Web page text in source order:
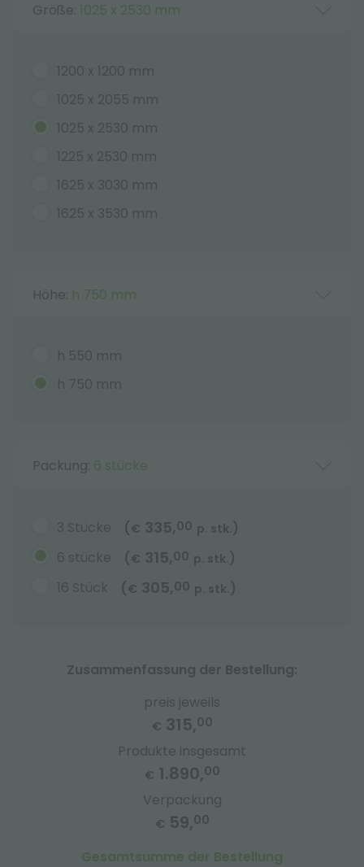
Größe: 1025 x 2530 mm
1200 x 1200 mm
1025 x 2055 mm
1025 x 2530 mm
1225 x 2530 mm
1625 x 3030 mm
1625 x 3530 mm
Höhe: h 750 mm
h 550 mm
h 750 mm
Packung: 6 stücke
3 Stücke ( € 335,00 p. stk. )
6 stücke
( € 315,00 p. stk. )
16 Stück
( € 305,00 p. stk. )
Zusammenfassung der Bestellung:
preis jeweils
€ 315,00
Produkte insgesamt
€ 1.890,00
Verpackung
€ 59,00
Gesamtsumme der Bestellung